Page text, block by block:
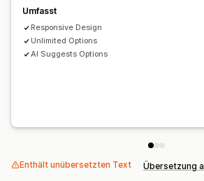
Inventar
Manuelle Updates
Umfasst
Responsive Design
Unlimited Options
AI Suggests Options
Enthält unübersetzten Text Übersetzung